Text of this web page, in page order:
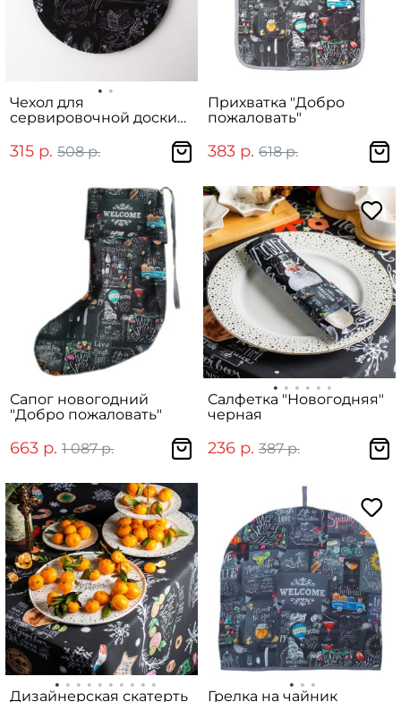
Чехол для
сервировочной доски
315 р. 508 р.
Прихватка "Добро
пожаловать"
383 р. 618 р.
Сапог новогодний
"Добро пожаловать"
663 р. 1 087 р.
Салфетка "Новогодняя"
черная
236 р. 387 р.
Дизайнерская скатерть
Грелка на чайник